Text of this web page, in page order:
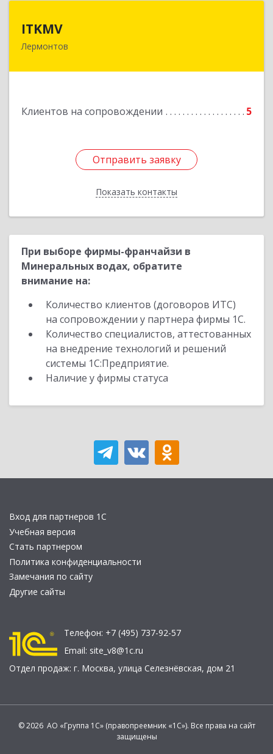
ITKMV
Лермонтов
Клиентов на сопровождении 5
Отправить заявку
Показать контакты
Отправить заявку
Назад
При выборе фирмы-франчайзи в
Минеральных водах, обратите
внимание на:
Количество клиентов (договоров ИТС)
на сопровождении у партнера фирмы 1С.
Количество специалистов, аттестованных
на внедрение технологий и решений
системы 1С:Предприятие.
Наличие у фирмы статуса
Вход для партнеров 1С
Учебная версия
Стать партнером
Политика конфиденциальности
Замечания по сайту
Другие сайты
Телефон: +7 (495) 737-92-57
Email: site_v8@1c.ru
Отдел продаж: г. Москва, улица Селезнёвская, дом 21
© 2026 АО «Группа 1С» (правопреемник «1С»). Все права на сайт
защищены